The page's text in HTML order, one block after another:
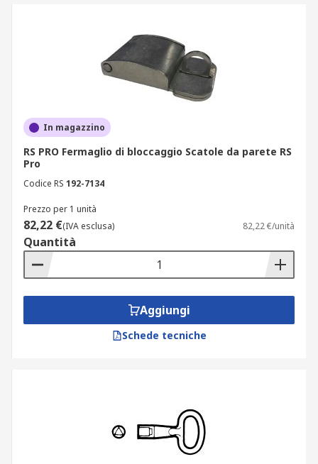
In magazzino
RS PRO Fermaglio di bloccaggio Scatole da parete RS
Pro
Codice RS 192-7134
Prezzo per 1 unità
82,22 €(IVA esclusa) 82,22 €/unità
Quantità
Aggiungi
Schede tecniche